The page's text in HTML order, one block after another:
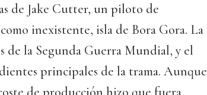
de Jake Cutter, un piloto de
inexistente, isla de Bora Gora. La
de la Segunda Guerra Mundial, y el
principales de la trama. Aunque